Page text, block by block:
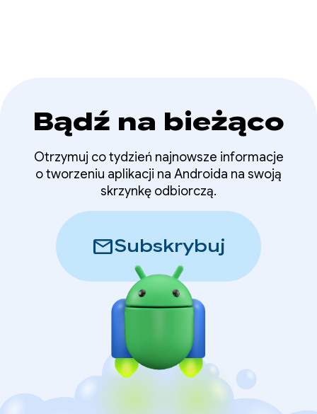
Bądź na bieżąco
Otrzymuj co tydzień najnowsze informacje
o tworzeniu aplikacji na Androida na swoją
skrzynkę odbiorczą.
mailSubskrybuj